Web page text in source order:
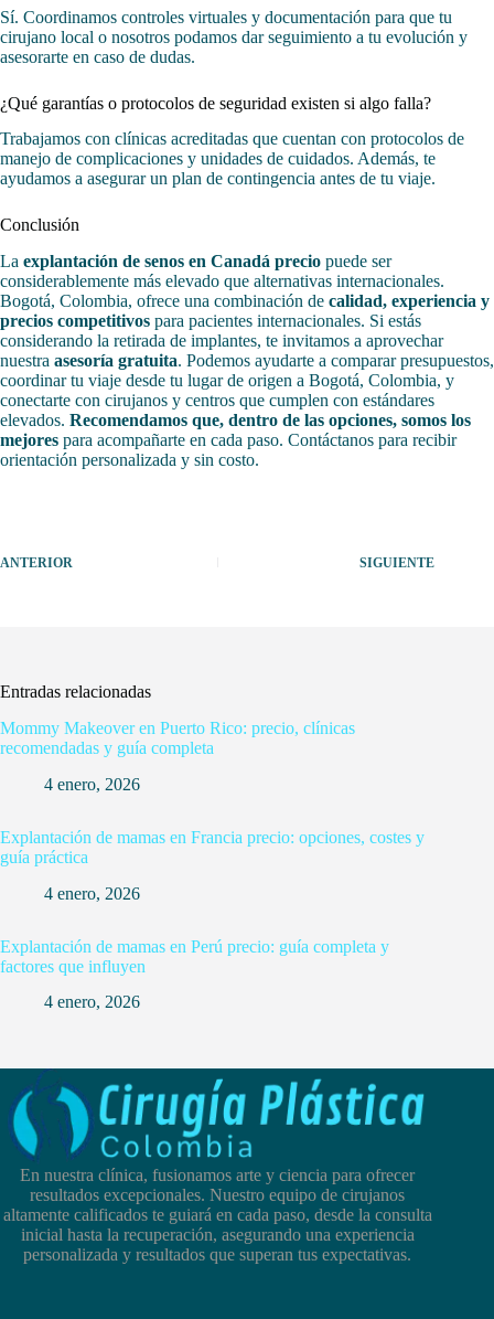
Sí. Coordinamos controles virtuales y documentación para que tu
cirujano local o nosotros podamos dar seguimiento a tu evolución y
asesorarte en caso de dudas.
¿Qué garantías o protocolos de seguridad existen si algo falla?
Trabajamos con clínicas acreditadas que cuentan con protocolos de
manejo de complicaciones y unidades de cuidados. Además, te
ayudamos a asegurar un plan de contingencia antes de tu viaje.
Conclusión
La explantación de senos en Canadá precio puede ser
considerablemente más elevado que alternativas internacionales.
Bogotá, Colombia, ofrece una combinación de calidad, experiencia y
precios competitivos para pacientes internacionales. Si estás
considerando la retirada de implantes, te invitamos a aprovechar
nuestra asesoría gratuita. Podemos ayudarte a comparar presupuestos,
coordinar tu viaje desde tu lugar de origen a Bogotá, Colombia, y
conectarte con cirujanos y centros que cumplen con estándares
elevados. Recomendamos que, dentro de las opciones, somos los
mejores para acompañarte en cada paso. Contáctanos para recibir
orientación personalizada y sin costo.
ANTERIOR SIGUIENTE
Entradas relacionadas
Mommy Makeover en Puerto Rico: precio, clínicas
recomendadas y guía completa
4 enero, 2026
Explantación de mamas en Francia precio: opciones, costes y
guía práctica
4 enero, 2026
Explantación de mamas en Perú precio: guía completa y
factores que influyen
4 enero, 2026
En nuestra clínica, fusionamos arte y ciencia para ofrecer
resultados excepcionales. Nuestro equipo de cirujanos
altamente calificados te guiará en cada paso, desde la consulta
inicial hasta la recuperación, asegurando una experiencia
personalizada y resultados que superan tus expectativas.